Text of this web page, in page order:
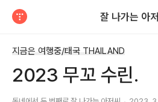
잘 나가는 아
지금은 여행중/태국 THAILAND
2023 무꼬 수린.